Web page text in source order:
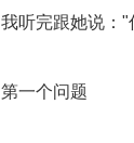
我听完跟她说："
第一个问题